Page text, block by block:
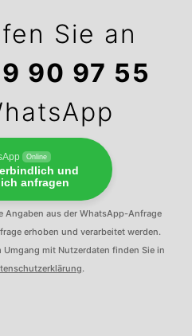
Sie an
90 97 55
Online
und
anfragen
Angaben aus der WhatsApp-Anfrage
erhoben und verarbeitet werden.
mit Nutzerdaten finden Sie in
.